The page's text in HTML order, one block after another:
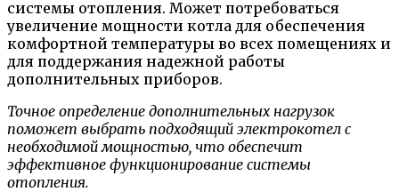
системы отопления. Может потребоваться
увеличение мощности котла для обеспечения
комфортной температуры во всех помещениях и
для поддержания надежной работы
дополнительных приборов.
Точное определение дополнительных нагрузок
поможет выбрать подходящий электрокотел с
необходимой мощностью, что обеспечит
эффективное функционирование системы
отопления.